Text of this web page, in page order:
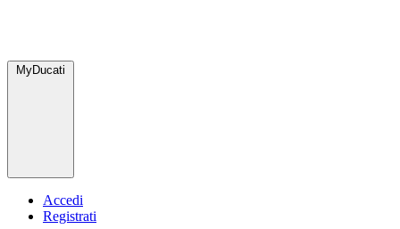
MyDucati
Accedi
Registrati